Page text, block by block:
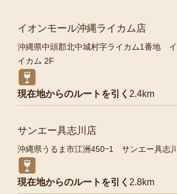
イオンモール沖縄ライカム店
沖縄県中頭郡北中城村字ライカム1番地
イカム 2F
現在地からのルートを引く 2.4km
サンエー具志川店
沖縄県うるま市江洲450ｰ1 サンエー具志
現在地からのルートを引く 2.8km